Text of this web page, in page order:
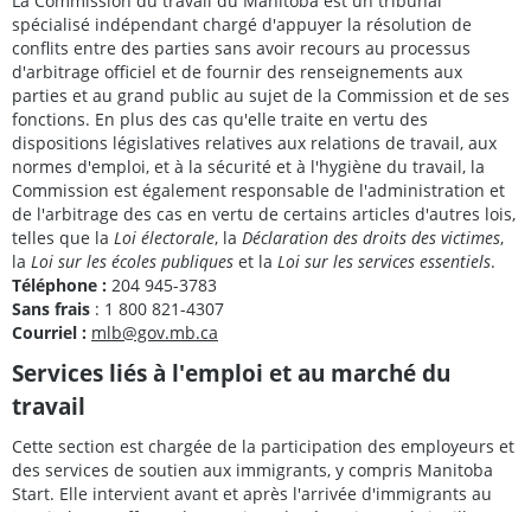
spécialisé indépendant chargé d'appuyer la résolution de
conflits entre des parties sans avoir recours au processus
d'arbitrage officiel et de fournir des renseignements aux
parties et au grand public au sujet de la Commission et de ses
fonctions. En plus des cas qu'elle traite en vertu des
dispositions législatives relatives aux relations de travail, aux
normes d'emploi, et à la sécurité et à l'hygiène du travail, la
Commission est également responsable de l'administration et
de l'arbitrage des cas en vertu de certains articles d'autres lois,
telles que la Loi électorale, la Déclaration des droits des victimes,
la Loi sur les écoles publiques et la Loi sur les services essentiels.
Téléphone : 204 945-3783
Sans frais : 1 800 821-4307
Courriel : mlb@gov.mb.ca
Services liés à l'emploi et au marché du
travail
Cette section est chargée de la participation des employeurs et
des services de soutien aux immigrants, y compris Manitoba
Start. Elle intervient avant et après l'arrivée d'immigrants au